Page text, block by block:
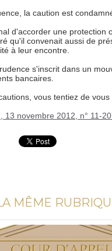
la caution est
d'accorder une protection
qu'il convenait aussi de
à leur encontre.
s'inscrit dans un
bancaires.
vous tentiez de
13 novembre 2012, n° 11-
MÊME